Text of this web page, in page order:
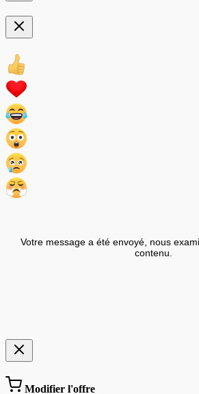
Votre message a été envoyé, nous
contenu.
Modifier l'offre